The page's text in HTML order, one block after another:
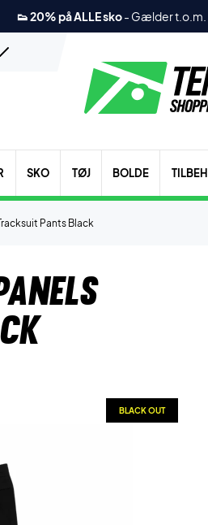
👟 20% på ALLE sko- Gælder t.o.m.
SKO TØJ BOLDE
Pants Black
BLACK OUT